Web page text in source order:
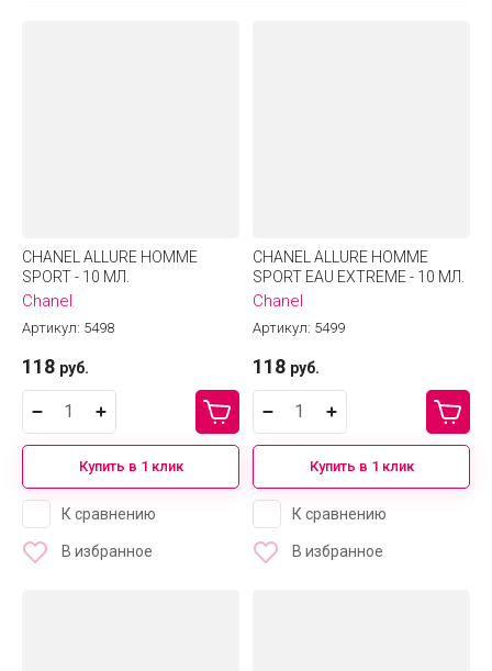
CHANEL ALLURE HOMME
SPORT - 10 МЛ.
Chanel
Артикул: 5498
118 руб.
Купить в 1 клик
К сравнению
В избранное
CHANEL ALLURE HOMME
SPORT EAU EXTREME - 10 МЛ.
Chanel
Артикул: 5499
118 руб.
Купить в 1 клик
К сравнению
В избранное